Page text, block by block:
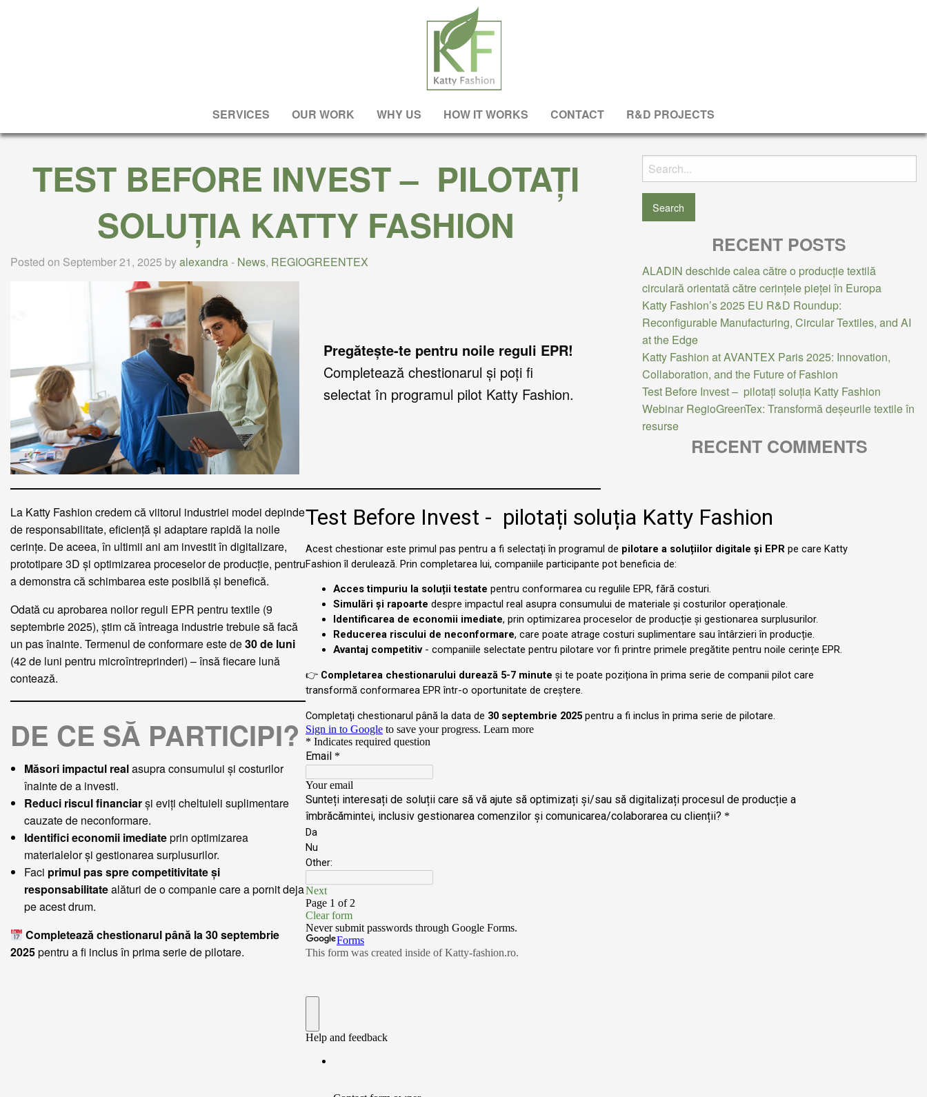
SERVICES OUR WORK WHY US HOW IT WORKS CONTACT R&D PROJECTS
TEST BEFORE INVEST – PILOTAȚI
SOLUȚIA KATTY FASHION
Posted on September 21, 2025 byalexandra- News, REGIOGREENTEX
Pregătește-te pentru noile reguli EPR!
Completează chestionarul și poți fi
selectat în programul pilot Katty Fashion.
La Katty Fashion credem că viitorul industriei modei depinde
de responsabilitate, eficiență și adaptare rapidă la noile
cerințe. De aceea, în ultimii ani am investit în digitalizare,
prototipare 3D și optimizarea proceselor de producție, pentru
a demonstra că schimbarea este posibilă și benefică.
Odată cu aprobarea noilor reguli EPR pentru textile (9
septembrie 2025), știm că întreaga industrie trebuie să facă
un pas înainte. Termenul de conformare este de30 de luni
(42 de luni pentru microîntreprinderi) – însă fiecare lună
contează.
DE CE SĂ PARTICIPI?
Măsori impactul realasupra consumului și costurilor
înainte de a investi.
Reduci riscul financiarși eviți cheltuieli suplimentare
cauzate de neconformare.
Identifici economii imediateprin optimizarea
materialelor și gestionarea surplusurilor.
Faci primul pas spre competitivitate și
responsabilitatealături de o companie care a pornit deja
pe acest drum.
Completează chestionarul până la 30 septembrie
2025pentru a fi inclus în prima serie de pilotare.
Search
for:
RECENT POSTS
ALADIN deschide calea către o producție textilă
circulară orientată către cerințele pieței în Europa
Katty Fashion’s 2025 EU R&D Roundup:
Reconfigurable Manufacturing, Circular Textiles, and AI
at the Edge
Katty Fashion at AVANTEX Paris 2025: Innovation,
Collaboration, and the Future of Fashion
Test Before Invest – pilotați soluția Katty Fashion
Webinar RegioGreenTex: Transformă deșeurile textile în
resurse
RECENT COMMENTS